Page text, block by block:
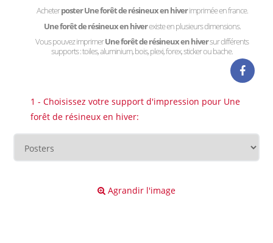
Acheterposter Une forêt de résineux en hiverimprimée en france.
Une forêt de résineux en hiverexiste en plusieurs dimensions.
Vous pouvez imprimerUne forêt de résineux en hiversur différents
supports : toiles, aluminium, bois, plexi, forex, sticker ou bache.
1 - Choisissez votre support d'impression pour Une
forêt de résineux en hiver:
Agrandir l'image